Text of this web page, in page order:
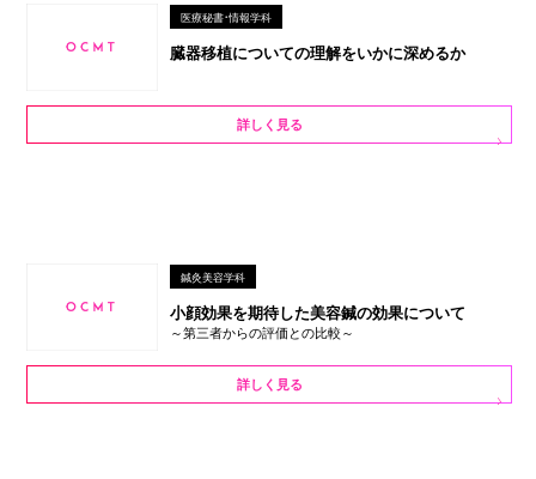
医療秘書・情報学科
臓器移植についての理解をいかに深めるか
詳しく見る
鍼灸美容学科
小顔効果を期待した美容鍼の効果について
～第三者からの評価との比較～
詳しく見る